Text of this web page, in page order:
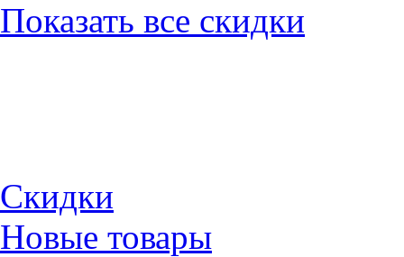
Показать все скидки
Скидки
Новые товары